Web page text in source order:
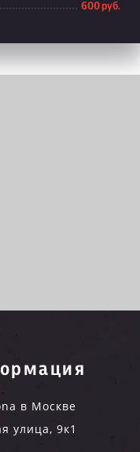
600 руб.
в Москве
улица, 9к1